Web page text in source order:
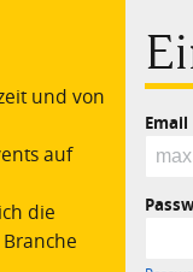
und von
auf
die
Email